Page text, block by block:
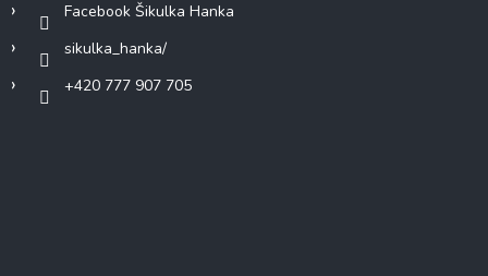
Facebook Šikulka Hanka
sikulka_hanka/
+420 777 907 705